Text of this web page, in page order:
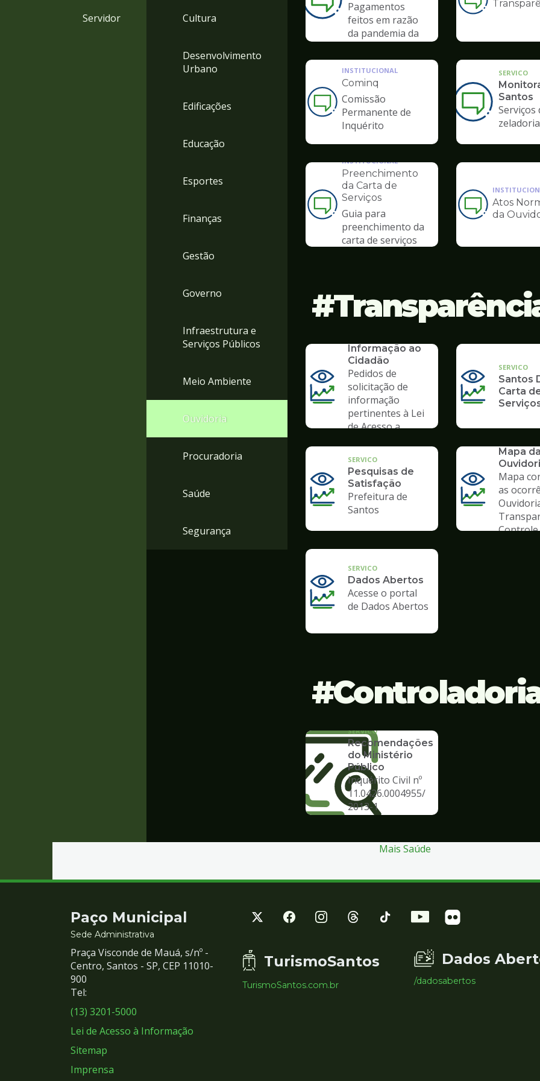
Servidor Cultura
Desenvolvimento
Urbano
Edificações
Educação
Esportes
Finanças
Gestão
Governo
Infraestrutura e
Serviços Públicos
Meio Ambiente
Ouvidoria
Procuradoria
Saúde
Segurança
Pagamentos
feitos em razão
da pandemia da
Ilustração
da
de
Ouvidoria
Ilustração
da
de
Ouvidoria
INSTITUCIONAL
Cominq
Comissão
Permanente de
Inquérito
SERVICO
Santos
Serviços
zeladoria
Ilustração
da
pagina
de
INSTITUCIONAL
Preenchimento
da Carta de
Serviços
Guia para
preenchimento da
carta de serviços
Ilustração
da
de
Atos
da
Informação ao
Cidadão
Pedidos de
solicitação de
informação
pertinentes à Lei
de Acesso a
SERVICO
Santos
Carta
SERVICO
Pesquisas de
Satisfação
Prefeitura de
Santos
Mapa
Mapa
as
Controle
SERVICO
Dados Abertos
Acesse o portal
de Dados Abertos
SERVICO
Recomendações
do Ministério
Público
Inquérito Civil nº
11.0426.0004955/
2013-1
Mais Saúde
Contato
e
Redes
Sociais
Paço Municipal
Sede Administrativa
Praça Visconde de Mauá, s/nº -
Centro, Santos - SP, CEP 11010-
900
Tel:
(13) 3201-5000
Lei de Acesso à Informação
Sitemap
Imprensa
TurismoSantos
TurismoSantos.com.br
Dados
/dadosabertos